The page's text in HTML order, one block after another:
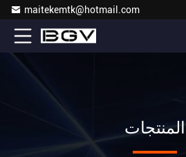
maitekemtk@hotmail.com
المنتجات